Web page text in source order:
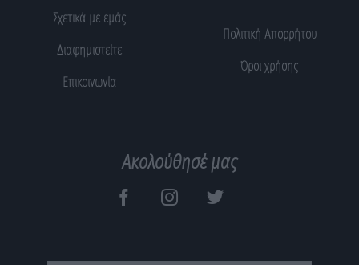
Σχετικά με εμάς
Διαφημιστείτε
Επικοινωνία
Πολιτική Απορρήτου
Όροι χρήσης
Ακολούθησέ μας